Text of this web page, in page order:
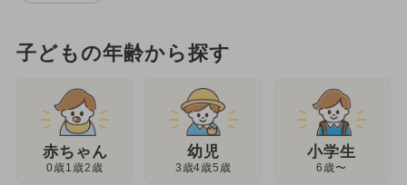
子どもの年齢から探す
赤ちゃん
0歳1歳2歳
幼児
3歳4歳5歳
小学生
6歳〜